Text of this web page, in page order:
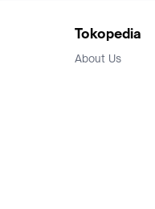
Tokopedia
About Us